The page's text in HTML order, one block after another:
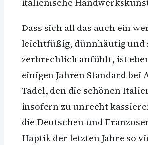
italienische
Dass sich all das auch ein
leichtfüßig, dünnhäutig und
zerbrechlich anfühlt, ist
einigen Jahren Standard bei
Tadel, den die schönen
insofern zu unrecht
die Deutschen und
Haptik der letzten Jahre so